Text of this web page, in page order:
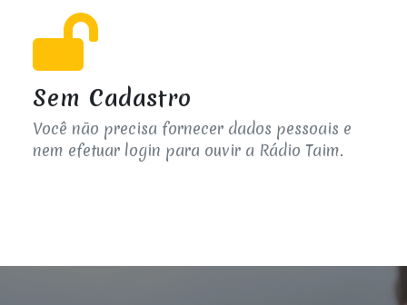
Sem Cadastro
Você não precisa fornecer dados pessoais e
nem efetuar login para ouvir a Rádio Taim.